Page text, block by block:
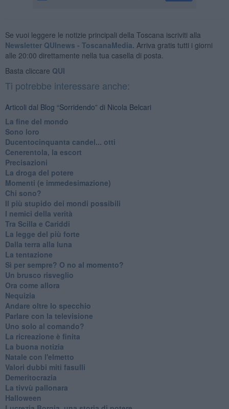
Se vuoi leggere le notizie principali della Toscana iscriviti alla
Newsletter QUInews - ToscanaMedia. Arriva gratis tutti i giorni
alle 20:00 direttamente nella tua casella di posta.
Basta cliccare QUI
Ti potrebbe interessare anche:
Articoli dal Blog “Sorridendo” di Nicola Belcari
La fine del mondo
Sono loro
Ducentocinquanta candel... otti
Cenerentola, la escort
Precisazioni
La droga del potere
Momenti (e immedesimazione)
Chi sono?
Il più stupido dei mondi possibili
I nemici della verità
Tra Scilla e Cariddi
La legge del più forte
Dalla terra alla luna
La tentazione
​Sì per sempre? O no al momento?
Un brusco risveglio
Ora come allora
Nequizia
Andare oltre lo specchio
Parlare con la televisione
Uno solo al comando?
La ricreazione è finita
La buona notizia
Natale con l'elmetto
Valori dubbi miti fasulli
Demeritocrazia
La tivvù pallonara
Halloween